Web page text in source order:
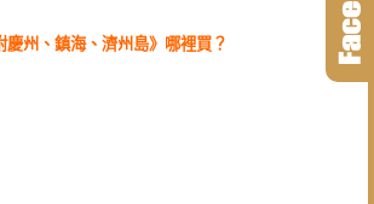
慶州、鎮海、濟州島》 哪裡買？